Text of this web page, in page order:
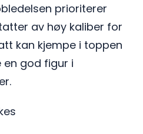
prioriterer
av høy kaliber for
kan kjempe i toppen
en god figur i